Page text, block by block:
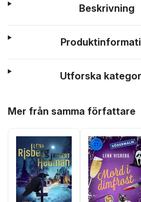
Beskrivning
Utforska
Mer från samma författare